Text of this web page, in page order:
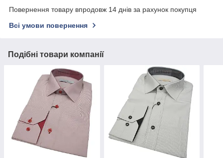
Повернення товару впродовж 14 днів за рахунок покупця
Всі умови повернення
Подібні товари компанії